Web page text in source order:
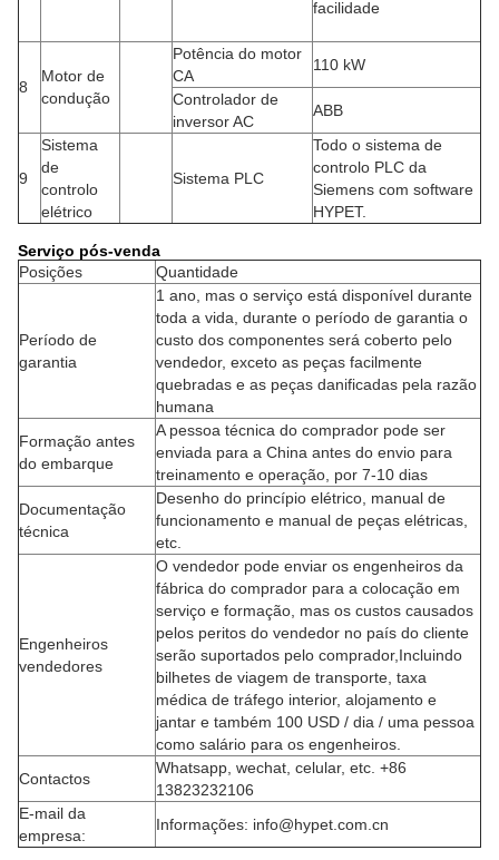
facilidade
8
Motor de
condução
Potência do motor
CA
110 kW
Controlador de
inversor AC
ABB
9
Sistema
de
controlo
elétrico
Sistema PLC
Todo o sistema de
controlo PLC da
Siemens com software
HYPET.
Serviço pós-venda
Posições
Quantidade
Período de
garantia
1 ano, mas o serviço está disponível durante
toda a vida, durante o período de garantia o
custo dos componentes será coberto pelo
vendedor, exceto as peças facilmente
quebradas e as peças danificadas pela razão
humana
Formação antes
do embarque
A pessoa técnica do comprador pode ser
enviada para a China antes do envio para
treinamento e operação, por 7-10 dias
Documentação
técnica
Desenho do princípio elétrico, manual de
funcionamento e manual de peças elétricas,
etc.
Engenheiros
vendedores
O vendedor pode enviar os engenheiros da
fábrica do comprador para a colocação em
serviço e formação, mas os custos causados
pelos peritos do vendedor no país do cliente
serão suportados pelo comprador,Incluindo
bilhetes de viagem de transporte, taxa
médica de tráfego interior, alojamento e
jantar e também 100 USD / dia / uma pessoa
como salário para os engenheiros.
Contactos
Whatsapp, wechat, celular, etc. +86
13823232106
E-mail da
empresa:
Informações: info@hypet.com.cn